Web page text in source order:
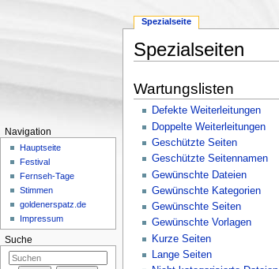
Spezialseiten
Wartungslisten
Defekte Weiterleitungen
Doppelte Weiterleitungen
Geschützte Seiten
Geschützte Seitennamen
Gewünschte Dateien
Gewünschte Kategorien
Gewünschte Seiten
Gewünschte Vorlagen
Kurze Seiten
Lange Seiten
Spezialseite
Navigation
Hauptseite
Festival
Fernseh-Tage
Stimmen
goldenerspatz.de
Impressum
Suche